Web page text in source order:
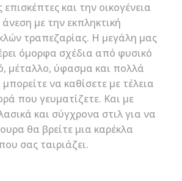
και την οικογένεια
με την εκπληκτική
τραπεζαρίας. Η μεγάλη μας
όμορφα σχέδια από φυσικό
μέταλλο, ύφασμα και πολλά
να καθίσετε με τέλεια
που γευματίζετε. Και με
και σύγχρονα στιλ για να
θα βρείτε μια καρέκλα
σας ταιριάζει.